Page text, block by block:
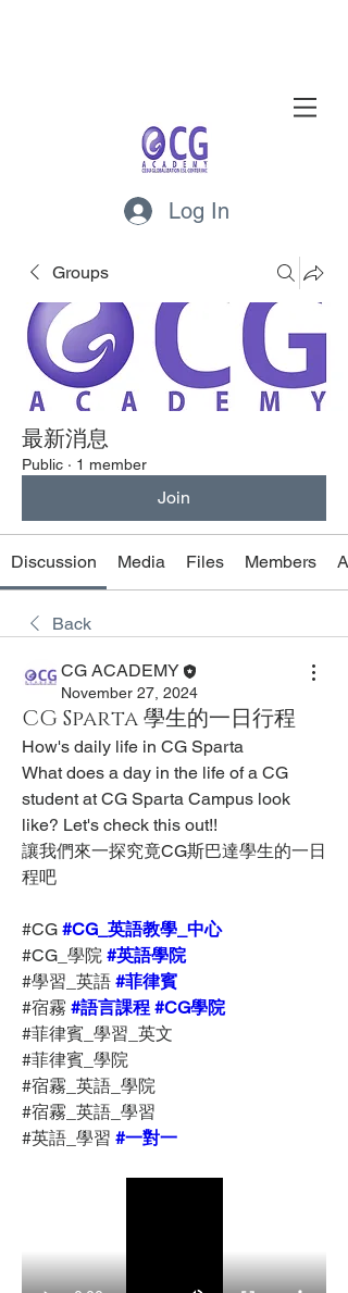
Log In
Groups
最新消息
Public · 1 member
Join
Discussion Media Files Members
Back
CG ACADEMY
November 27, 2024
CG Sparta 學生的一日行程
How's daily life in CG Sparta
What does a day in the life of a CG
student at CG Sparta Campus look
like? Let's check this out!!
讓我們來一探究竟CG斯巴達學生的一日
程吧
#CG #CG_英語教學_中心
#CG_學院 #英語學院
#學習_英語 #菲律賓
#宿霧 #語言課程 #CG學院
#菲律賓_學習_英文
#菲律賓_學院
#宿霧_英語_學院
#宿霧_英語_學習
#英語_學習 #一對一